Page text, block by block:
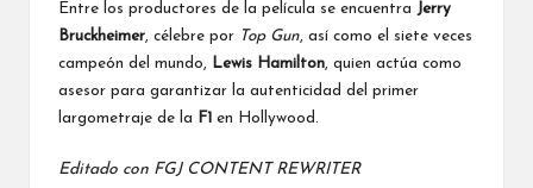
Entre los productores de la película se encuentra Jerry
Bruckheimer, célebre por Top Gun, así como el siete veces
campeón del mundo,
Lewis Hamilton, quien actúa como
asesor para garantizar la autenticidad del primer
largometraje de la
F1 en Hollywood.
Editado con FGJ CONTENT REWRITER